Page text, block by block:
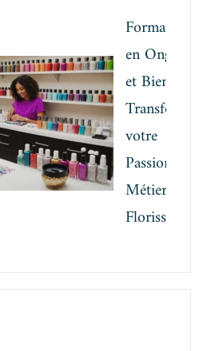
Formation
en Onglerie
et Bien-
votre
Passion en
Métier
Florissant